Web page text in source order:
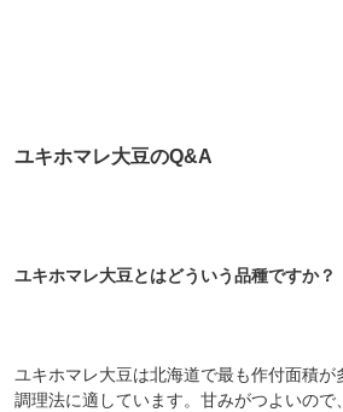
ユキホマレ大豆のQ&A
ユキホマレ大豆とはどういう品種ですか？
ユキホマレ大豆は北海道で最も作付面積が
調理法に適しています。甘みがつよいので